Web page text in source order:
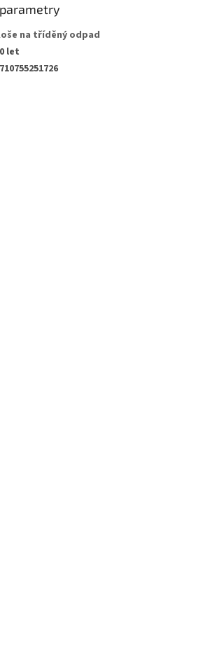
na tříděný odpad
let